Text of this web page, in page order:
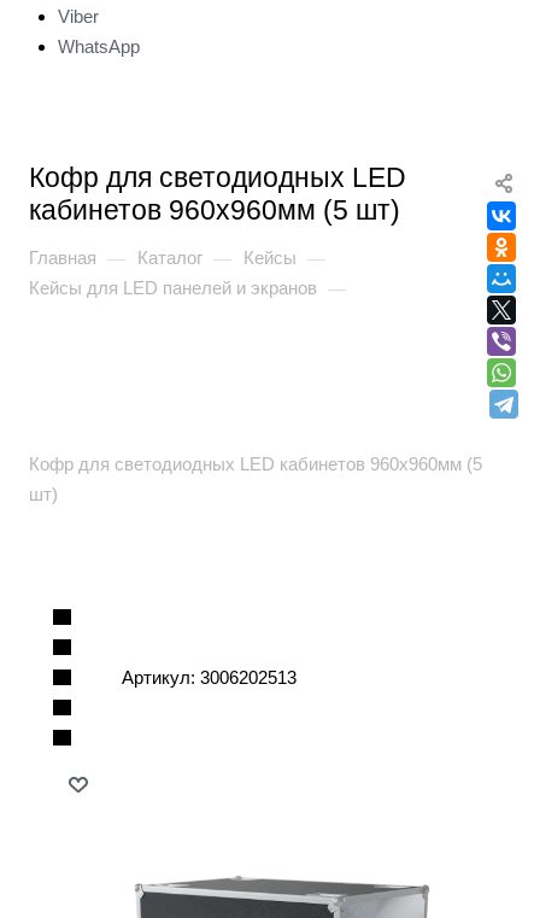
Viber
WhatsApp
Кофр для светодиодных LED
кабинетов 960x960мм (5 шт)
Главная — Каталог — Кейсы —
Кейсы для LED панелей и экранов —
Кофр для светодиодных LED кабинетов 960x960мм (5
шт)
Артикул: 3006202513